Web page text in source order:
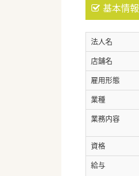
基本情報
法人名
店舗名
雇用形態
業種
業務内容
資格
給与